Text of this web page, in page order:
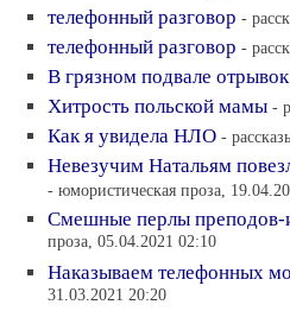
телефонный разговор -
телефонный разговор -
В грязном подвале отрывок
Хитрость польской мамы -
Как я увидела НЛО -
Невезучим Натальям
- юмористическая проза,
Смешные перлы преподов-
проза, 05.04.2021 02:10
Наказываем телефонных
31.03.2021 20:20